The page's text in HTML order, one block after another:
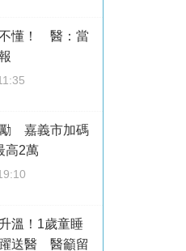
懂！ 醫：當
嘉義市加碼
高2萬
溫！1歲童睡
送醫 醫籲留